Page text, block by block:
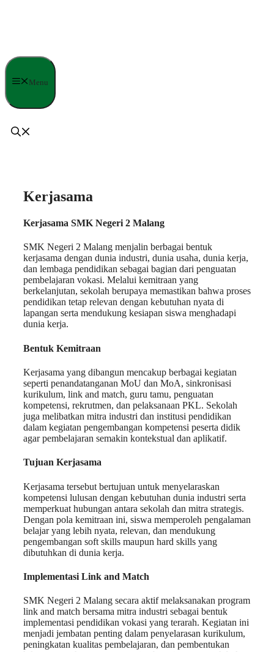
Menu
Kerjasama
Kerjasama SMK Negeri 2 Malang
SMK Negeri 2 Malang menjalin berbagai bentuk
kerjasama dengan dunia industri, dunia usaha, dunia kerja,
dan lembaga pendidikan sebagai bagian dari penguatan
pembelajaran vokasi. Melalui kemitraan yang
berkelanjutan, sekolah berupaya memastikan bahwa proses
pendidikan tetap relevan dengan kebutuhan nyata di
lapangan serta mendukung kesiapan siswa menghadapi
dunia kerja.
Bentuk Kemitraan
Kerjasama yang dibangun mencakup berbagai kegiatan
seperti penandatanganan MoU dan MoA, sinkronisasi
kurikulum, link and match, guru tamu, penguatan
kompetensi, rekrutmen, dan pelaksanaan PKL. Sekolah
juga melibatkan mitra industri dan institusi pendidikan
dalam kegiatan pengembangan kompetensi peserta didik
agar pembelajaran semakin kontekstual dan aplikatif.
Tujuan Kerjasama
Kerjasama tersebut bertujuan untuk menyelaraskan
kompetensi lulusan dengan kebutuhan dunia industri serta
memperkuat hubungan antara sekolah dan mitra strategis.
Dengan pola kemitraan ini, siswa memperoleh pengalaman
belajar yang lebih nyata, relevan, dan mendukung
pengembangan soft skills maupun hard skills yang
dibutuhkan di dunia kerja.
Implementasi Link and Match
SMK Negeri 2 Malang secara aktif melaksanakan program
link and match bersama mitra industri sebagai bentuk
implementasi pendidikan vokasi yang terarah. Kegiatan ini
menjadi jembatan penting dalam penyelarasan kurikulum,
peningkatan kualitas pembelajaran, dan pembentukan